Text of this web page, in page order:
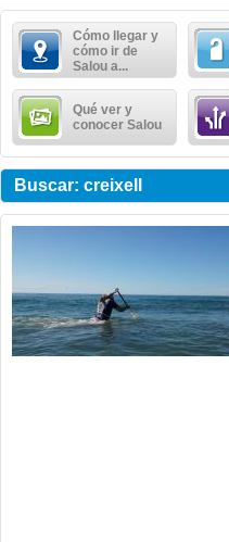
Cómo llegar y
cómo ir de
Salou a...
Qué ver y
conocer Salou
Buscar: creixell